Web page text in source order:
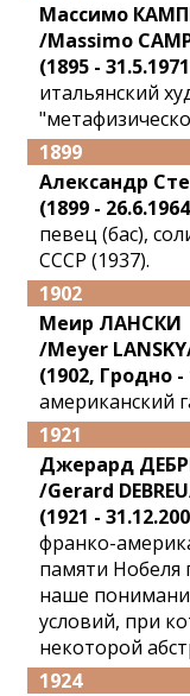
Массимо
/Massimo
(1895 -
итальянский
1899
Александр
(1899 -
певец (бас),
СССР (1937).
1902
Меир ЛАНСКИ
/Meyer
(1902, Гродно -
американский
1921
Джерард
/Gerard
(1921 -
франко-
памяти Нобеля
наше
условий, при
некоторой
1924